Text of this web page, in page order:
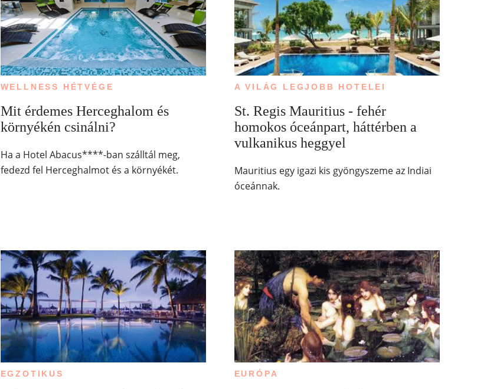
WELLNESS HÉTVÉGE
Mit érdemes Herceghalom és
környékén csinálni?
Ha a Hotel Abacus****-ban szálltál meg,
fedezd fel Herceghalmot és a környékét.
A VILÁG LEGJOBB HOTELEI
St. Regis Mauritius - fehér
homokos óceánpart, háttérben a
vulkanikus heggyel
Mauritius egy igazi kis gyöngyszeme az Indiai
óceánnak.
EGZOTIKUS EURÓPA